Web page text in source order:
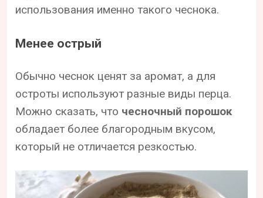
использования именно такого чеснока.
Менее острый
Обычно чеснок ценят за аромат, а для
остроты используют разные виды перца.
Можно сказать, что чесночный порошок
обладает более благородным вкусом,
который не отличается резкостью.